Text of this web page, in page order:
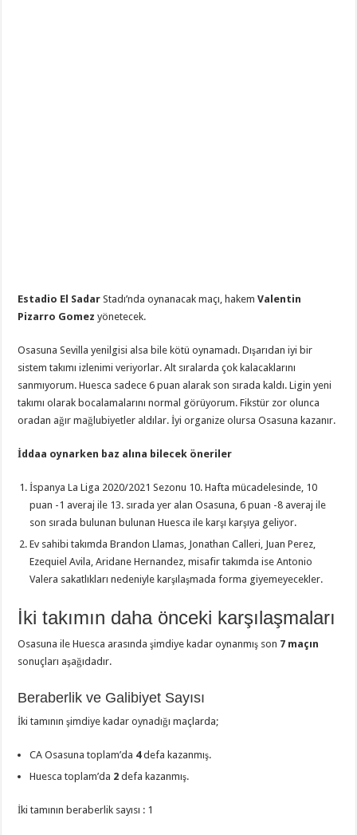
Estadio El Sadar Stadı’nda oynanacak maçı, hakemValentin
Pizarro Gomez yönetecek.
Osasuna Sevilla yenilgisi alsa bile kötü oynamadı. Dışarıdan iyi bir
sistem takımı izlenimi veriyorlar. Alt sıralarda çok kalacaklarını
sanmıyorum. Huesca sadece 6 puan alarak son sırada kaldı. Ligin yeni
takımı olarak bocalamalarını normal görüyorum. Fikstür zor olunca
oradan ağır mağlubiyetler aldılar. İyi organize olursa Osasuna kazanır.
İddaa oynarken baz alına bilecek öneriler
İspanya La Liga 2020/2021 Sezonu 10. Hafta mücadelesinde, 10
puan -1 averaj ile 13. sırada yer alan Osasuna, 6 puan -8 averaj ile
son sırada bulunan bulunan Huesca ile karşı karşıya geliyor.
Ev sahibi takımda Brandon Llamas, Jonathan Calleri, Juan Perez,
Ezequiel Avila, Aridane Hernandez, misafir takımda ise Antonio
Valera sakatlıkları nedeniyle karşılaşmada forma giyemeyecekler.
İki takımın daha önceki karşılaşmaları
Osasuna ile Huesca arasında şimdiye kadar oynanmış son 7 maçın
sonuçları aşağıdadır.
Beraberlik ve Galibiyet Sayısı
İki tamının şimdiye kadar oynadığı maçlarda;
CA Osasuna toplam’da 4defa kazanmış.
Huesca toplam’da 2 defa kazanmış.
İki tamının beraberlik sayısı : 1